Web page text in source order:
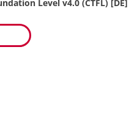
Level v4.0 (CTFL) [DE]